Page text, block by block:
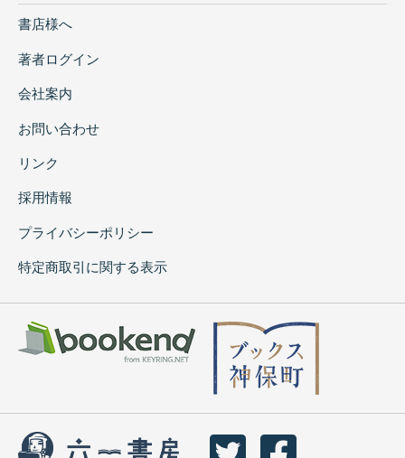
書店様へ
著者ログイン
会社案内
お問い合わせ
リンク
採用情報
プライバシーポリシー
特定商取引に関する表示